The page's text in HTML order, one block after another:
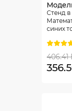
Стенд
синих
406.41